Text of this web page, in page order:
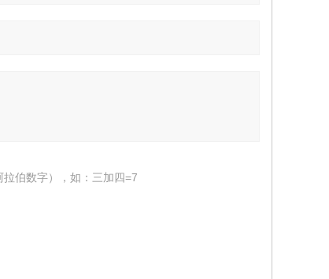
伯数字），如：三加四=7